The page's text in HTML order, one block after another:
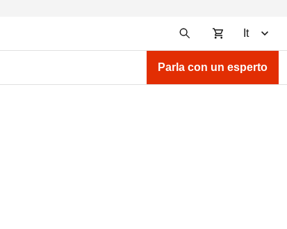
It
Parla con un esperto